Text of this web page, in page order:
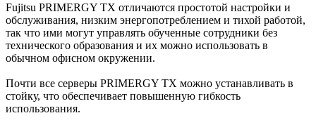
Fujitsu PRIMERGY TX отличаются простотой настройки и
обслуживания, низким энергопотреблением и тихой работой,
так что ими могут управлять обученные сотрудники без
технического образования и их можно использовать в
обычном офисном окружении.
Почти все серверы PRIMERGY TX можно устанавливать в
стойку, что обеспечивает повышенную гибкость
использования.